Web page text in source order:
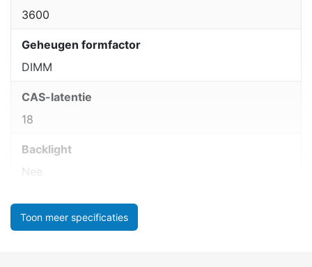
3600
Geheugen formfactor
DIMM
CAS-latentie
18
Backlight
Nee
Toon meer specificaties